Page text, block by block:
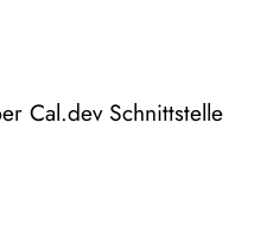
Cal.dev Schnittstelle